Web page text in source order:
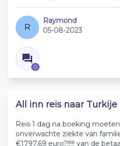
R
Raymond
05-08-2023
0
All inn reis naar Turkije
Reis 1 dag na boeking
onverwachte ziekte van
€1797,69 euro?!!!!! van de